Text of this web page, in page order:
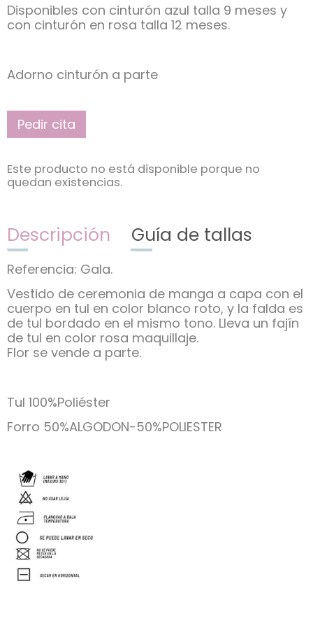
Disponibles con cinturón azul talla 9 meses y
con cinturón en rosa talla 12 meses.
Adorno cinturón a parte
Pedir cita
Este producto no está disponible porque no
quedan existencias.
Descripción Guía de tallas
Referencia: Gala.
Vestido de ceremonia de manga a capa con el
cuerpo en tul en color blanco roto, y la falda es
de tul bordado en el mismo tono. Lleva un fajín
de tul en color rosa maquillaje.
Flor se vende a parte.
Tul 100%Poliéster
Forro 50%ALGODON-50%POLIESTER